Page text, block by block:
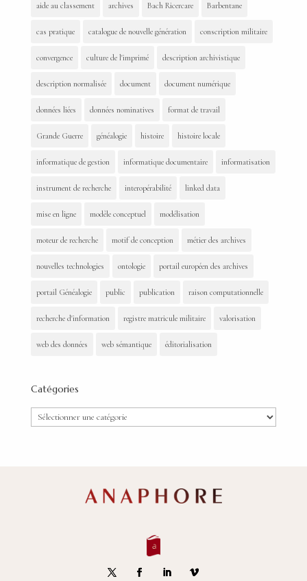
aide au classement archives Bach Ricercare Barbentane
cas pratique catalogue de nouvelle génération conscription militaire
convergence culture de l'imprimé description archivistique
description normalisée document document numérique
données liées données nominatives format de travail
Grande Guerre généalogie histoire histoire locale
informatique de gestion informatique documentaire informatisation
instrument de recherche interopérabilité linked data
mise en ligne modèle conceptuel modélisation
moteur de recherche motif de conception métier des archives
nouvelles technologies ontologie portail européen des archives
portail Généalogie public publication raison computationnelle
recherche d'information registre matricule militaire valorisation
web des données web sémantique éditorialisation
Catégories
Catégories